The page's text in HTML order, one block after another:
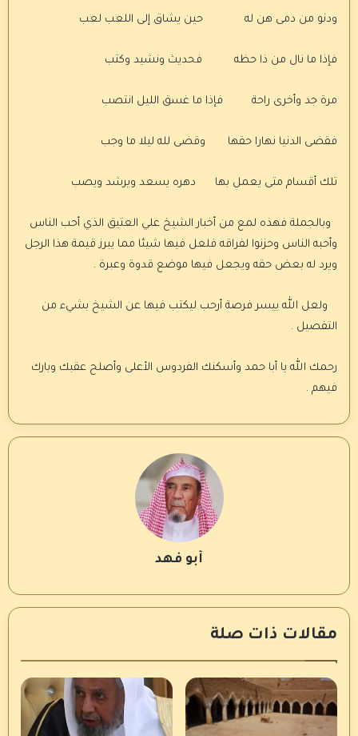
ودنو من دمى هن له حين يشاق إلى اللعب لعب
فإذا ما نال من ذا حظه فحديث ونشيد وكتب
مرة جد وأخرى راحة فإذا ما غسق الليل انتصب
فقضى الدنيا نهارا حقها وقضى لله ليلا ما وجب
تلك أقسام متى يعمل بها دهره يسعد ويرشد ويصب
وبالجملة فهذه لمع من أخبار الشيخ علي العتيق الذي أحب الناس
وأحبه الناس وحزنوا لفراقه فلعل فيها شيئا مما يبرز قيمة هذا الرجل
ويرد له بعض حقه ويجعل فيها موضع قدوة وعبرة .
ولعل الله ييسر فرصة أرحب ليكتب فيها عن الشيخ بشيء من
التفصيل .
رحمك الله يا أبا حمد وأسكنك الفردوس الأعلى وأصلح عقبك وبارك
فيهم .
أبو فهد
مقالات ذات صلة